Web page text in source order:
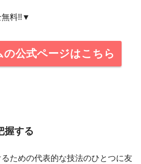
無料!!▼
の公式ページはこちら
握する
ための代表的な技法のひとつに友